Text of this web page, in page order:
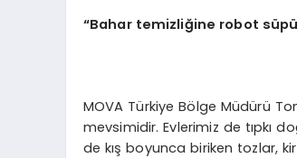
“Bahar temizliğine robot
MOVA Türkiye Bölge Müdürü
mevsimidir. Evlerimiz de tıpkı
de kış boyunca biriken tozlar,